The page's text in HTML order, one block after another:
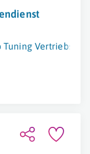
Tuning Vertriebs